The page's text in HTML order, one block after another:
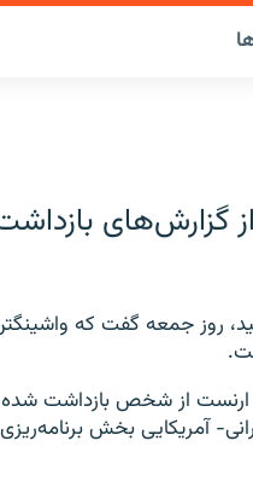
بازداشت
جمعه گفت که واشینگتن
ارنست از شخص بازداشت شده
آمریکایی بخش